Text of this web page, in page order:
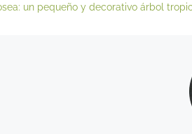
un pequeño y decorativo árbol